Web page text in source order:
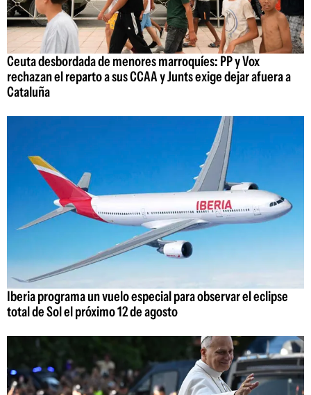
Ceuta desbordada de menores marroquíes: PP y Vox
rechazan el reparto a sus CCAA y Junts exige dejar afuera a
Cataluña
Iberia programa un vuelo especial para observar el eclipse
total de Sol el próximo 12 de agosto